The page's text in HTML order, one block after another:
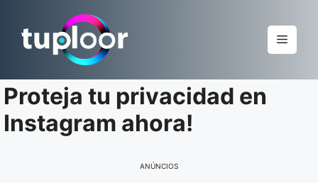
para
Menu
Proteja tu privacidad en
Instagram ahora!
ANÚNCIOS